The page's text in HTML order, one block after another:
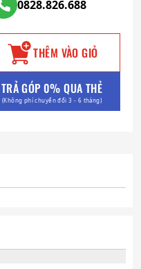
0828.826.688
THÊM VÀO GIỎ
TRẢ GÓP 0% QUA THẺ
(Không phí chuyển đổi 3 - 6 tháng)